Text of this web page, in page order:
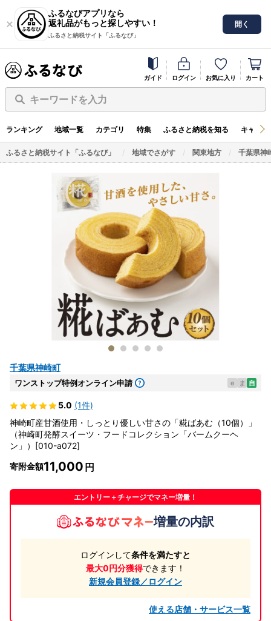
ふるなびアプリなら
返礼品がもっと探しやすい！
ふるさと納税サイト「ふるなび」
開く
ガイド ログイン お気に入り カート
キーワードを入力
ランキング 地域一覧 カテゴリ 特集 ふるさと納税を知る キャン
ふるさと納税サイト「ふるなび」 地域でさがす 関東地方 千葉県神
千葉県神崎町
ワンストップ特例オンライン申請 e ま 自
5.0 (1件)
神崎町産甘酒使用・しっとり優しい甘さの「糀ばあむ（10個）」
（神崎町発酵スイーツ・フードコレクション「バームクーヘ
ン」）[010-a072]
寄附金額11,000
エントリー＋チャージでマネー増量！
増量の内訳
ログインして条件を満たすと
最大0円分獲得できます！
新規会員登録／ログイン
使える店舗・サービス一覧